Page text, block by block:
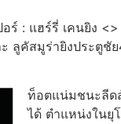
ร์ : แฮร์รี่ เคนยิง
ะ ลูคัสมูร่ายิงประ
ท็อตแน่มชนะลีด
ได้ ตําแหน่งในยุ